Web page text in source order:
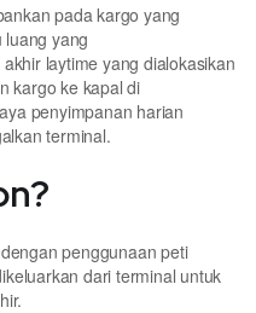
pada kargo yang
yang
laytime yang dialokasikan
kargo ke kapal di
penyimpanan harian
terminal.
penggunaan peti
dari terminal untuk